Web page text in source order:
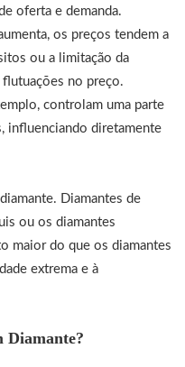
oferta e demanda.
os preços tendem a
ou a limitação da
flutuações no preço.
controlam uma parte
influenciando diretamente
Diamantes de
ou os diamantes
maior do que os diamantes
extrema e à
Diamante?